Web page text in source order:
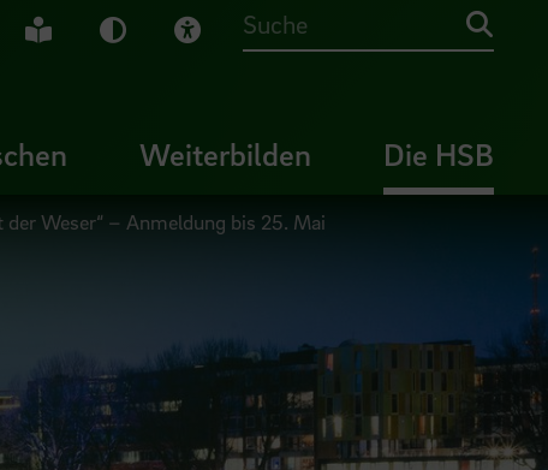
Gebärdensprache
Leichte Sprache
Dunkel-Modus
Visuelle Hilfe
Suche
Weiterbilden Die HSB
Weser“ – Anmeldung bis 25. Mai